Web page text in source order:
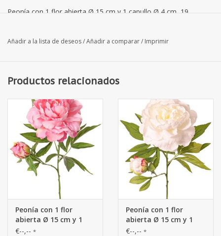
Peonía con 1 flor abierta Ø 15 cm y 1 capullo Ø 4 cm, 19
Añadir a la lista de deseos/Añadir a comparar/ Imprimir
Productos relacionados
Peonía con 1 flor
abierta Ø 15 cm y 1
capullo Ø 4 cm, 19
€--,-- *
Peonía con 1 flor
abierta Ø 15 cm y 1
capullo Ø 4 cm, 19
€--,-- *